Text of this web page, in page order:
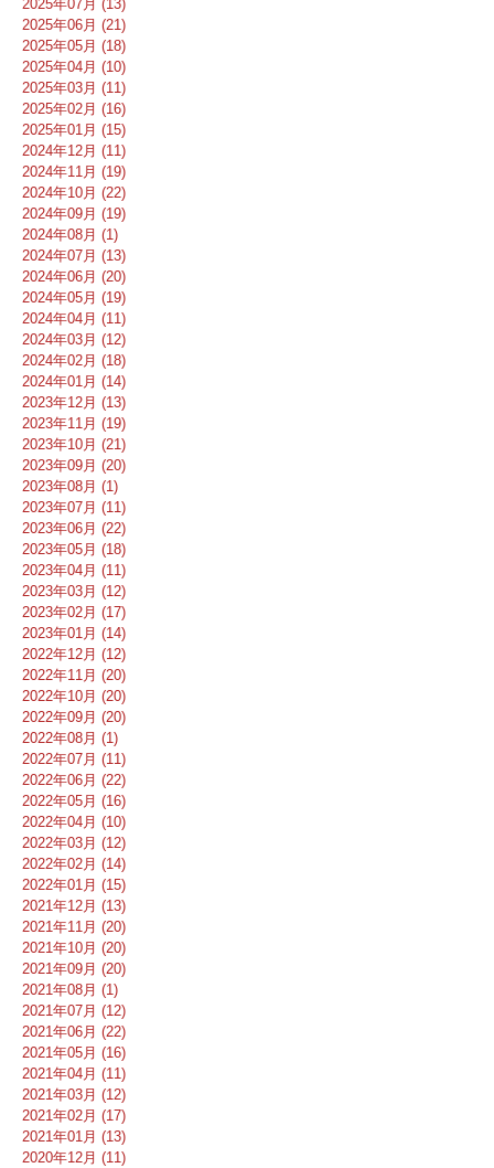
2025年07月 (13)
2025年06月 (21)
2025年05月 (18)
2025年04月 (10)
2025年03月 (11)
2025年02月 (16)
2025年01月 (15)
2024年12月 (11)
2024年11月 (19)
2024年10月 (22)
2024年09月 (19)
2024年08月 (1)
2024年07月 (13)
2024年06月 (20)
2024年05月 (19)
2024年04月 (11)
2024年03月 (12)
2024年02月 (18)
2024年01月 (14)
2023年12月 (13)
2023年11月 (19)
2023年10月 (21)
2023年09月 (20)
2023年08月 (1)
2023年07月 (11)
2023年06月 (22)
2023年05月 (18)
2023年04月 (11)
2023年03月 (12)
2023年02月 (17)
2023年01月 (14)
2022年12月 (12)
2022年11月 (20)
2022年10月 (20)
2022年09月 (20)
2022年08月 (1)
2022年07月 (11)
2022年06月 (22)
2022年05月 (16)
2022年04月 (10)
2022年03月 (12)
2022年02月 (14)
2022年01月 (15)
2021年12月 (13)
2021年11月 (20)
2021年10月 (20)
2021年09月 (20)
2021年08月 (1)
2021年07月 (12)
2021年06月 (22)
2021年05月 (16)
2021年04月 (11)
2021年03月 (12)
2021年02月 (17)
2021年01月 (13)
2020年12月 (11)